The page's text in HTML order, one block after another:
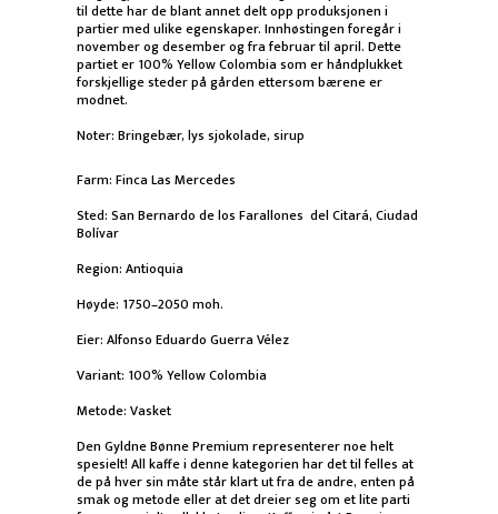
til dette har de blant annet delt opp produksjonen i
partier med ulike egenskaper. Innhøstingen foregår i
november og desember og fra februar til april. Dette
partiet er 100% Yellow Colombia som er håndplukket
forskjellige steder på gården ettersom bærene er
modnet.
Noter: Bringebær, lys sjokolade, sirup
Farm: Finca Las Mercedes
Sted: San Bernardo de los Farallones del Citará, Ciudad
Bolívar
Region: Antioquia
Høyde: 1750–2050 moh.
Eier: Alfonso Eduardo Guerra Vélez
Variant: 100% Yellow Colombia
Metode: Vasket
Den Gyldne Bønne Premium representerer noe helt
spesielt! All kaffe i denne kategorien har det til felles at
de på hver sin måte står klart ut fra de andre, enten på
smak og metode eller at det dreier seg om et lite parti